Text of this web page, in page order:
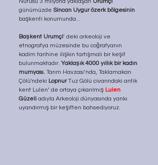
Nüfusu 3 milyona yaklaşan Urumçi
günümüzde Sincan Uygur özerk bölgesinin
başkenti konumunda...
Başkent Urumçi’ deki arkeoloji ve
etnografya müzesinde bu coğrafyanın
kadim tarihine ilişkin tartışmalı bir keşif
bulunmaktadır. Yaklaşık 4000 yıllık bir kadın
mumyası. Tarım Havzası’nda, Taklamakan
Çölü'ndeki Lopnur Tuz Gölü civarındaki antik
kent Lulen’ de ortaya çıkarılmış Lulen
Güzeli adıyla Arkeoloji dünyasında yankı
uyandırmış bir keşiften bahsediyoruz.